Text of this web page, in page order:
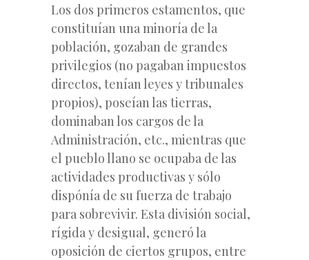
Los dos primeros estamentos, que
constituían una minoría de la
población, gozaban de grandes
privilegios (no pagaban impuestos
directos, tenían leyes y tribunales
propios), poseían las tierras,
dominaban los cargos de la
Administración, etc., mientras que
el pueblo llano se ocupaba de las
actividades productivas y sólo
dispónía de su fuerza de trabajo
para sobrevivir. Esta división social,
rígida y desigual, generó la
oposición de ciertos grupos, entre